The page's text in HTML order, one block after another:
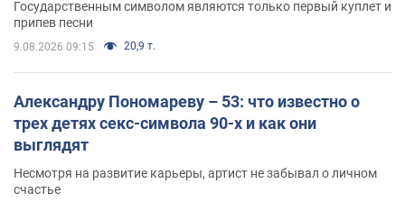
Государственным символом являются только первый куплет и
припев песни
9.08.2026 09:15 20,9 т.
Александру Пономареву – 53: что известно о
трех детях секс-символа 90-х и как они
выглядят
Несмотря на развитие карьеры, артист не забывал о личном
счастье